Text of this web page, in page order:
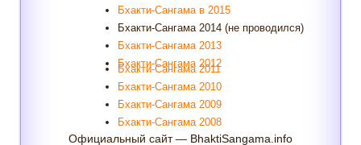
Бхакти-Сангама в 2015
Бхакти-Сангама 2014 (не проводился)
Бхакти-Сангама 2013
Бхакти-Сангама 2012
Бхакти-Сангама 2011
Бхакти-Сангама 2010
Бхакти-Сангама 2009
Бхакти-Сангама 2008
Официальный сайт — BhaktiSangama.info